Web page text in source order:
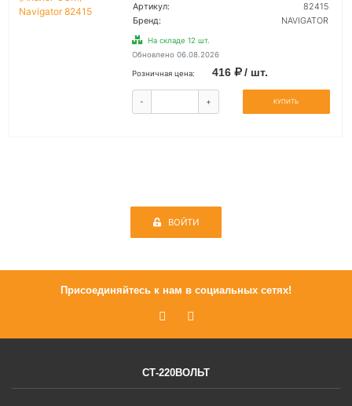
Артикул:
82415
Бренд:
NAVIGATOR
На складе 12 шт.
Обновлено 06.08.2026
Розничная цена: 416 / шт.
- + КУПИТЬ
ВОЙТИ
Присоединяйтесь к нам в социальных сетях!
СТ-220ВОЛЬТ